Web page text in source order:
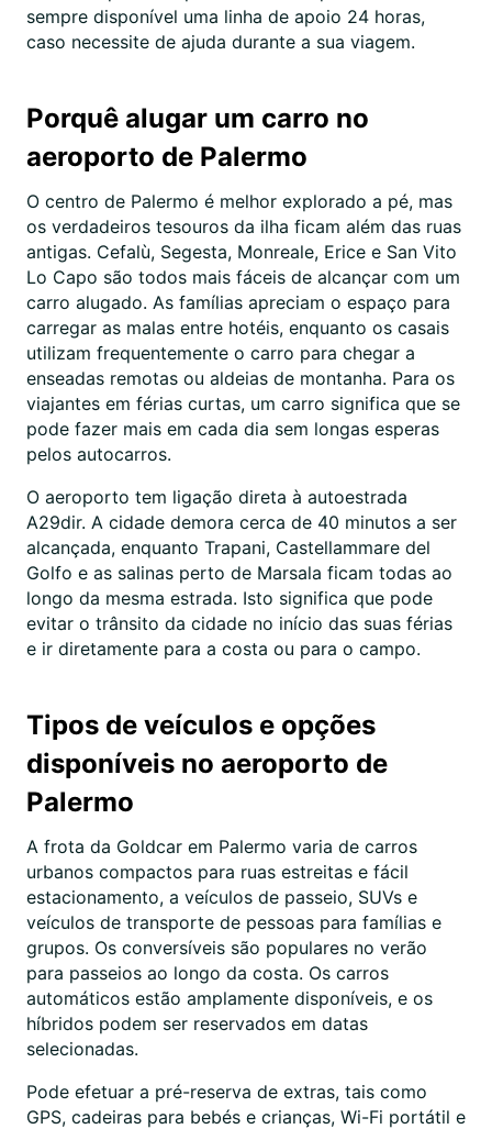
sempre disponível uma linha de apoio 24 horas,
caso necessite de ajuda durante a sua viagem.
Porquê alugar um carro no
aeroporto de Palermo
O centro de Palermo é melhor explorado a pé, mas
os verdadeiros tesouros da ilha ficam além das ruas
antigas. Cefalù, Segesta, Monreale, Erice e San Vito
Lo Capo são todos mais fáceis de alcançar com um
carro alugado. As famílias apreciam o espaço para
carregar as malas entre hotéis, enquanto os casais
utilizam frequentemente o carro para chegar a
enseadas remotas ou aldeias de montanha. Para os
viajantes em férias curtas, um carro significa que se
pode fazer mais em cada dia sem longas esperas
pelos autocarros.
O aeroporto tem ligação direta à autoestrada
A29dir. A cidade demora cerca de 40 minutos a ser
alcançada, enquanto Trapani, Castellammare del
Golfo e as salinas perto de Marsala ficam todas ao
longo da mesma estrada. Isto significa que pode
evitar o trânsito da cidade no início das suas férias
e ir diretamente para a costa ou para o campo.
Tipos de veículos e opções
disponíveis no aeroporto de
Palermo
A frota da Goldcar em Palermo varia de carros
urbanos compactos para ruas estreitas e fácil
estacionamento, a veículos de passeio, SUVs e
veículos de transporte de pessoas para famílias e
grupos. Os conversíveis são populares no verão
para passeios ao longo da costa. Os carros
automáticos estão amplamente disponíveis, e os
híbridos podem ser reservados em datas
selecionadas.
Pode efetuar a pré-reserva de extras, tais como
GPS, cadeiras para bebés e crianças, Wi-Fi portátil e